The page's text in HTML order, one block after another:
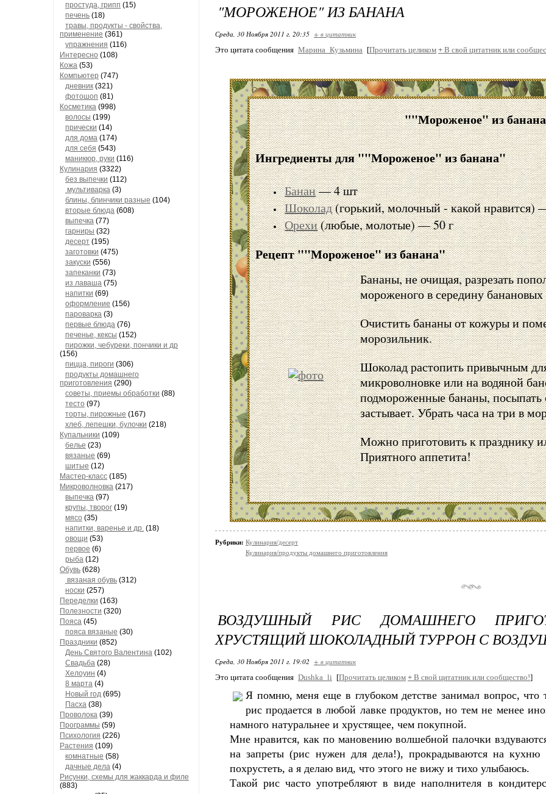
простуда, грипп (15)
печень (18)
травы, продукты - свойства,
применение (361)
упражнения (116)
Интересно (108)
Кожа (53)
Компьютер (747)
дневник (321)
фотошоп (81)
Косметика (998)
волосы (199)
прически (14)
для дома (174)
для себя (543)
маникюр, руки (116)
Кулинария (3322)
без выпечки (112)
мультиварка (3)
блины, блинчики разные (104)
вторые блюда (608)
выпечка (77)
гарниры (32)
десерт (195)
заготовки (475)
закуски (556)
запеканки (73)
из лаваша (75)
напитки (69)
оформление (156)
пароварка (3)
первые блюда (76)
печенье, кексы (152)
пирожки, чебуреки, пончики и др
(156)
пицца, пироги (306)
продукты домашнего
приготовления (290)
советы, приемы обработки (88)
тесто (97)
торты, пирожные (167)
хлеб, лепешки, булочки (218)
Купальники (109)
белье (23)
вязаные (69)
шитые (12)
Мастер-класс (185)
Микроволновка (217)
выпечка (97)
крупы, творог (19)
мясо (35)
напитки, варенье и др. (18)
овощи (53)
первое (6)
рыба (12)
Обувь (628)
вязаная обувь (312)
носки (257)
Переделки (163)
Полезности (320)
Пояса (45)
пояса вязаные (30)
Праздники (852)
День Святого Валентина (102)
Свадьба (28)
Хелоуин (4)
8 марта (4)
Новый год (695)
Пасха (38)
Проволока (39)
Программы (59)
Психология (226)
Растения (109)
комнатные (58)
дачные дела (4)
Рисунки, схемы для жаккарда и филе
(883)
"МОРОЖЕНОЕ" ИЗ БАНАНА
Среда, 30 Ноября 2011 г. 20:35 + в цитатник
Это цитата сообщения Марина_Кузьмина [Прочитать целиком + В свой цитатник или
""Мороженое" из
Ингредиенты для ""Мороженое" из банана"
Банан— 4 шт
Шоколад(горький, молочный - какой нравится)
Орехи(любые, молотые) — 50 г
Рецепт ""Мороженое" из банана"
Бананы, не очищая, разрезать
мороженого в середину
Очистить бананы от кожуры и
морозильник.
Шоколад растопить привычным
микроволновке или на водяной
подмороженные бананы, посыпать
застывает. Убрать часа на три в
Можно приготовить к празднику
Приятного аппетита!
Рубрики: Кулинария/десерт
Кулинария/продукты домашнего приготовления
ВОЗДУШНЫЙ РИС ДОМАШНЕГО
ХРУСТЯЩИЙ ШОКОЛАДНЫЙ ТУРРОН С
Среда, 30 Ноября 2011 г. 19:02 + в цитатник
Это цитата сообщения Dushka_li [Прочитать целиком + В свой цитатник или сообщество!]
Я помню, меня еще в глубоком детстве занимал вопрос, что
рис продается в любой лавке продуктов, но тем не менее
намного натуральнее и хрустящее, чем покупной.
Мне нравится, как по мановению волшебной палочки
на запреты (рис нужен для дела!), прокрадываются на
похрустеть, а я делаю вид, что этого не вижу и тихо улыбаюсь.
Такой рис часто употребляют в виде наполнителя в